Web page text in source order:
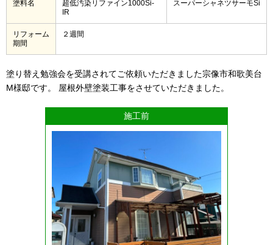
塗料名
超低汚染リファイン1000Si-
IR
スーパーシャネツサーモSi
リフォーム
期間
２週間
塗り替え勉強会を受講されてご依頼いただきました宗像市和歌美台
M様邸です。 屋根外壁塗装工事をさせていただきました。
施工前